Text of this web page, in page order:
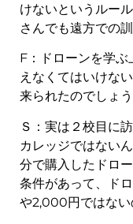
けないというルー
さんでも遠方での
F：ドローンを学
えなくてはいけな
来られたのでしょ
Ｓ：実は２校目に
カレッジではない
分で購入したドロ
条件があって、ド
や2,000円ではない